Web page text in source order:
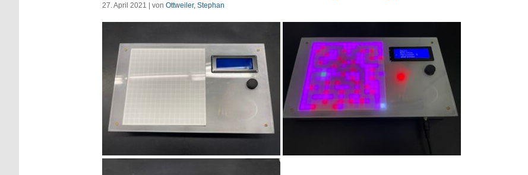
27. April 2021 | von Ottweiler, Stephan